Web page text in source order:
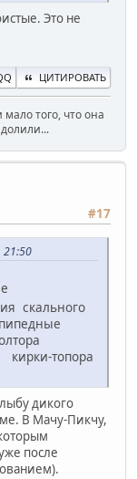
Это не
ЦИТИРОВАТЬ
того, что она
#17
скального
топора
дикого
В Мачу-Пикчу,
после